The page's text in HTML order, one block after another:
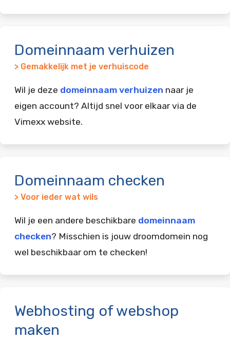
Domeinnaam verhuizen
> Gemakkelijk met je verhuiscode
Wil je deze domeinnaam verhuizen naar je
eigen account? Altijd snel voor elkaar via de
Vimexx website.
Domeinnaam checken
> Voor ieder wat wils
Wil je een andere beschikbare domeinnaam
checken? Misschien is jouw droomdomein nog
wel beschikbaar om te checken!
Webhosting of webshop
maken